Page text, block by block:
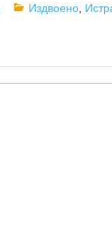
Categories
Издвоено